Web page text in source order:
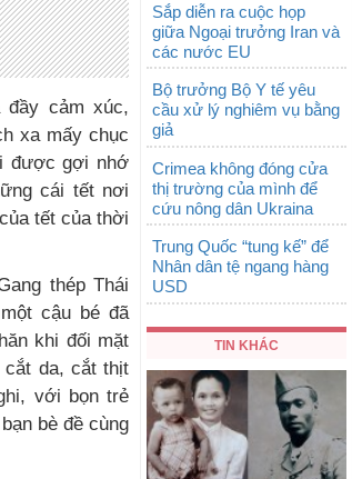
cảm xúc,
xa mấy chục
được gợi nhớ
cái tết nơi
tết của thời
thép Thái
cậu bé đã
khi đối mặt
da, cắt thịt
với bọn trẻ
bè đề cùng
Sắp diễn ra cuộc họp
giữa Ngoại trưởng Iran và
các nước EU
Bộ trưởng Bộ Y tế yêu
cầu xử lý nghiêm vụ bằng
giả
Crimea không đóng cửa
thị trường của mình để
cứu nông dân Ukraina
Trung Quốc “tung kế” để
Nhân dân tệ ngang hàng
USD
TIN KHÁC